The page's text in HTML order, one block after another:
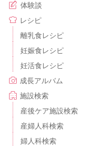
体験談
レシピ
離乳食レシピ
妊娠食レシピ
妊活食レシピ
成長アルバム
施設検索
産後ケア施設検索
産婦人科検索
婦人科検索